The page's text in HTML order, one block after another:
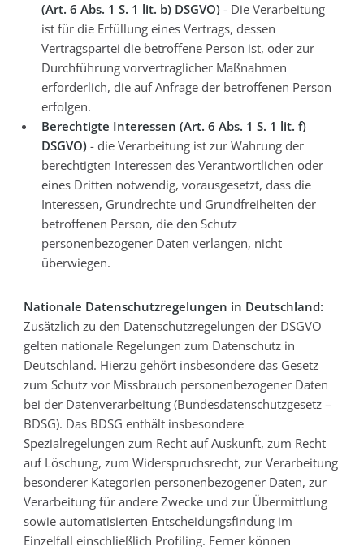
(Art. 6 Abs. 1 S. 1 lit. b) DSGVO) - Die Verarbeitung
ist für die Erfüllung eines Vertrags, dessen
Vertragspartei die betroffene Person ist, oder zur
Durchführung vorvertraglicher Maßnahmen
erforderlich, die auf Anfrage der betroffenen Person
erfolgen.
Berechtigte Interessen (Art. 6 Abs. 1 S. 1 lit. f)
DSGVO) - die Verarbeitung ist zur Wahrung der
berechtigten Interessen des Verantwortlichen oder
eines Dritten notwendig, vorausgesetzt, dass die
Interessen, Grundrechte und Grundfreiheiten der
betroffenen Person, die den Schutz
personenbezogener Daten verlangen, nicht
überwiegen.
Nationale Datenschutzregelungen in Deutschland:
Zusätzlich zu den Datenschutzregelungen der DSGVO
gelten nationale Regelungen zum Datenschutz in
Deutschland. Hierzu gehört insbesondere das Gesetz
zum Schutz vor Missbrauch personenbezogener Daten
bei der Datenverarbeitung (Bundesdatenschutzgesetz –
BDSG). Das BDSG enthält insbesondere
Spezialregelungen zum Recht auf Auskunft, zum Recht
auf Löschung, zum Widerspruchsrecht, zur Verarbeitung
besonderer Kategorien personenbezogener Daten, zur
Verarbeitung für andere Zwecke und zur Übermittlung
sowie automatisierten Entscheidungsfindung im
Einzelfall einschließlich Profiling. Ferner können